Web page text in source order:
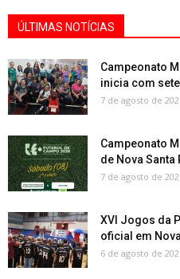
ÚLTIMAS NOTÍCIAS
Campeonato
inicia com
7 de agosto de
Campeonato
de Nova Santa
7 de agosto de
XVI Jogos da
oficial em
6 de agosto de